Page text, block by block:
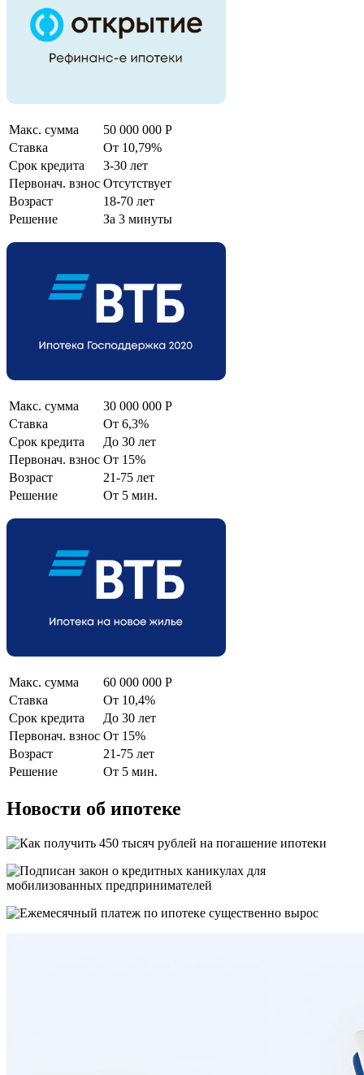
Макс. сумма
50 000 000 Р
Ставка
От 10,79%
Срок кредита
3-30 лет
Первонач. взнос Отсутствует
Возраст
18-70 лет
Решение
За 3 минуты
Макс. сумма
30 000 000 Р
Ставка
От 6,3%
Срок кредита
До 30 лет
Первонач. взнос От 15%
Возраст
21-75 лет
Решение
От 5 мин.
Макс. сумма
60 000 000 Р
Ставка
От 10,4%
Срок кредита
До 30 лет
Первонач. взнос От 15%
Возраст
21-75 лет
Решение
От 5 мин.
Новости об ипотеке